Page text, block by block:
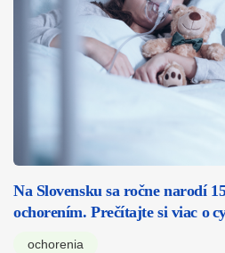
Na Slovensku sa ročne narodí
ochorením. Prečítajte si viac o
ochorenia